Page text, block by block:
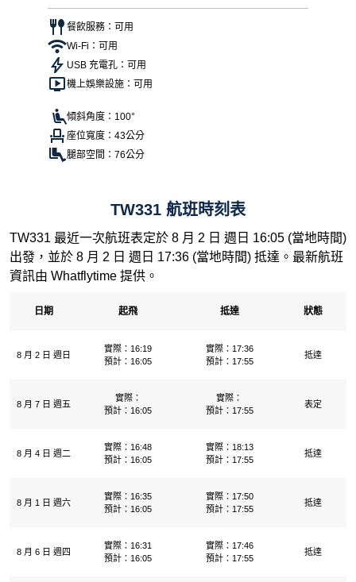
餐飲服務：可用
Wi-Fi：可用
USB 充電孔：可用
機上娛樂設施：可用
傾斜角度：100°
座位寬度：43公分
腿部空間：76公分
TW331 航班時刻表
TW331 最近一次航班表定於 8 月 2 日 週日 16:05 (當地時間)
出發，並於 8 月 2 日 週日 17:36 (當地時間) 抵達。最新航班
資訊由 Whatflytime 提供。
日期 起飛 抵達 狀態
8 月 2 日 週日
實際：16:19
預計：16:05
實際：17:36
預計：17:55
抵達
8 月 7 日 週五
實際：
預計：16:05
實際：
預計：17:55
表定
8 月 4 日 週二
實際：16:48
預計：16:05
實際：18:13
預計：17:55
抵達
8 月 1 日 週六
實際：16:35
預計：16:05
實際：17:50
預計：17:55
抵達
8 月 6 日 週四
實際：16:31
預計：16:05
實際：17:46
預計：17:55
抵達